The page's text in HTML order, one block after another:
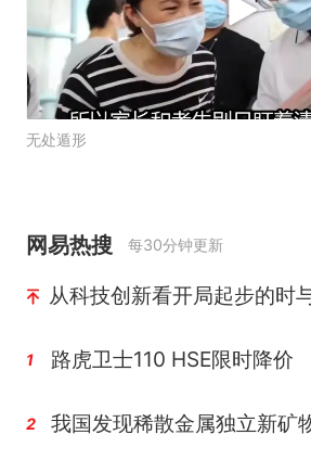
无处遁形
网易热搜 每30分钟更新
从科技创新看开局起步的时
1 路虎卫士110 HSE限时降价
2